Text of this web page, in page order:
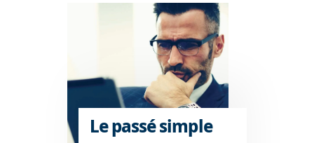
Le passé simple